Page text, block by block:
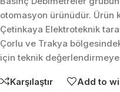
otomasyon ürünüdür. Ürün
Çetinkaya Elektroteknik
Çorlu ve Trakya
için teknik
Karşılaştır Add to